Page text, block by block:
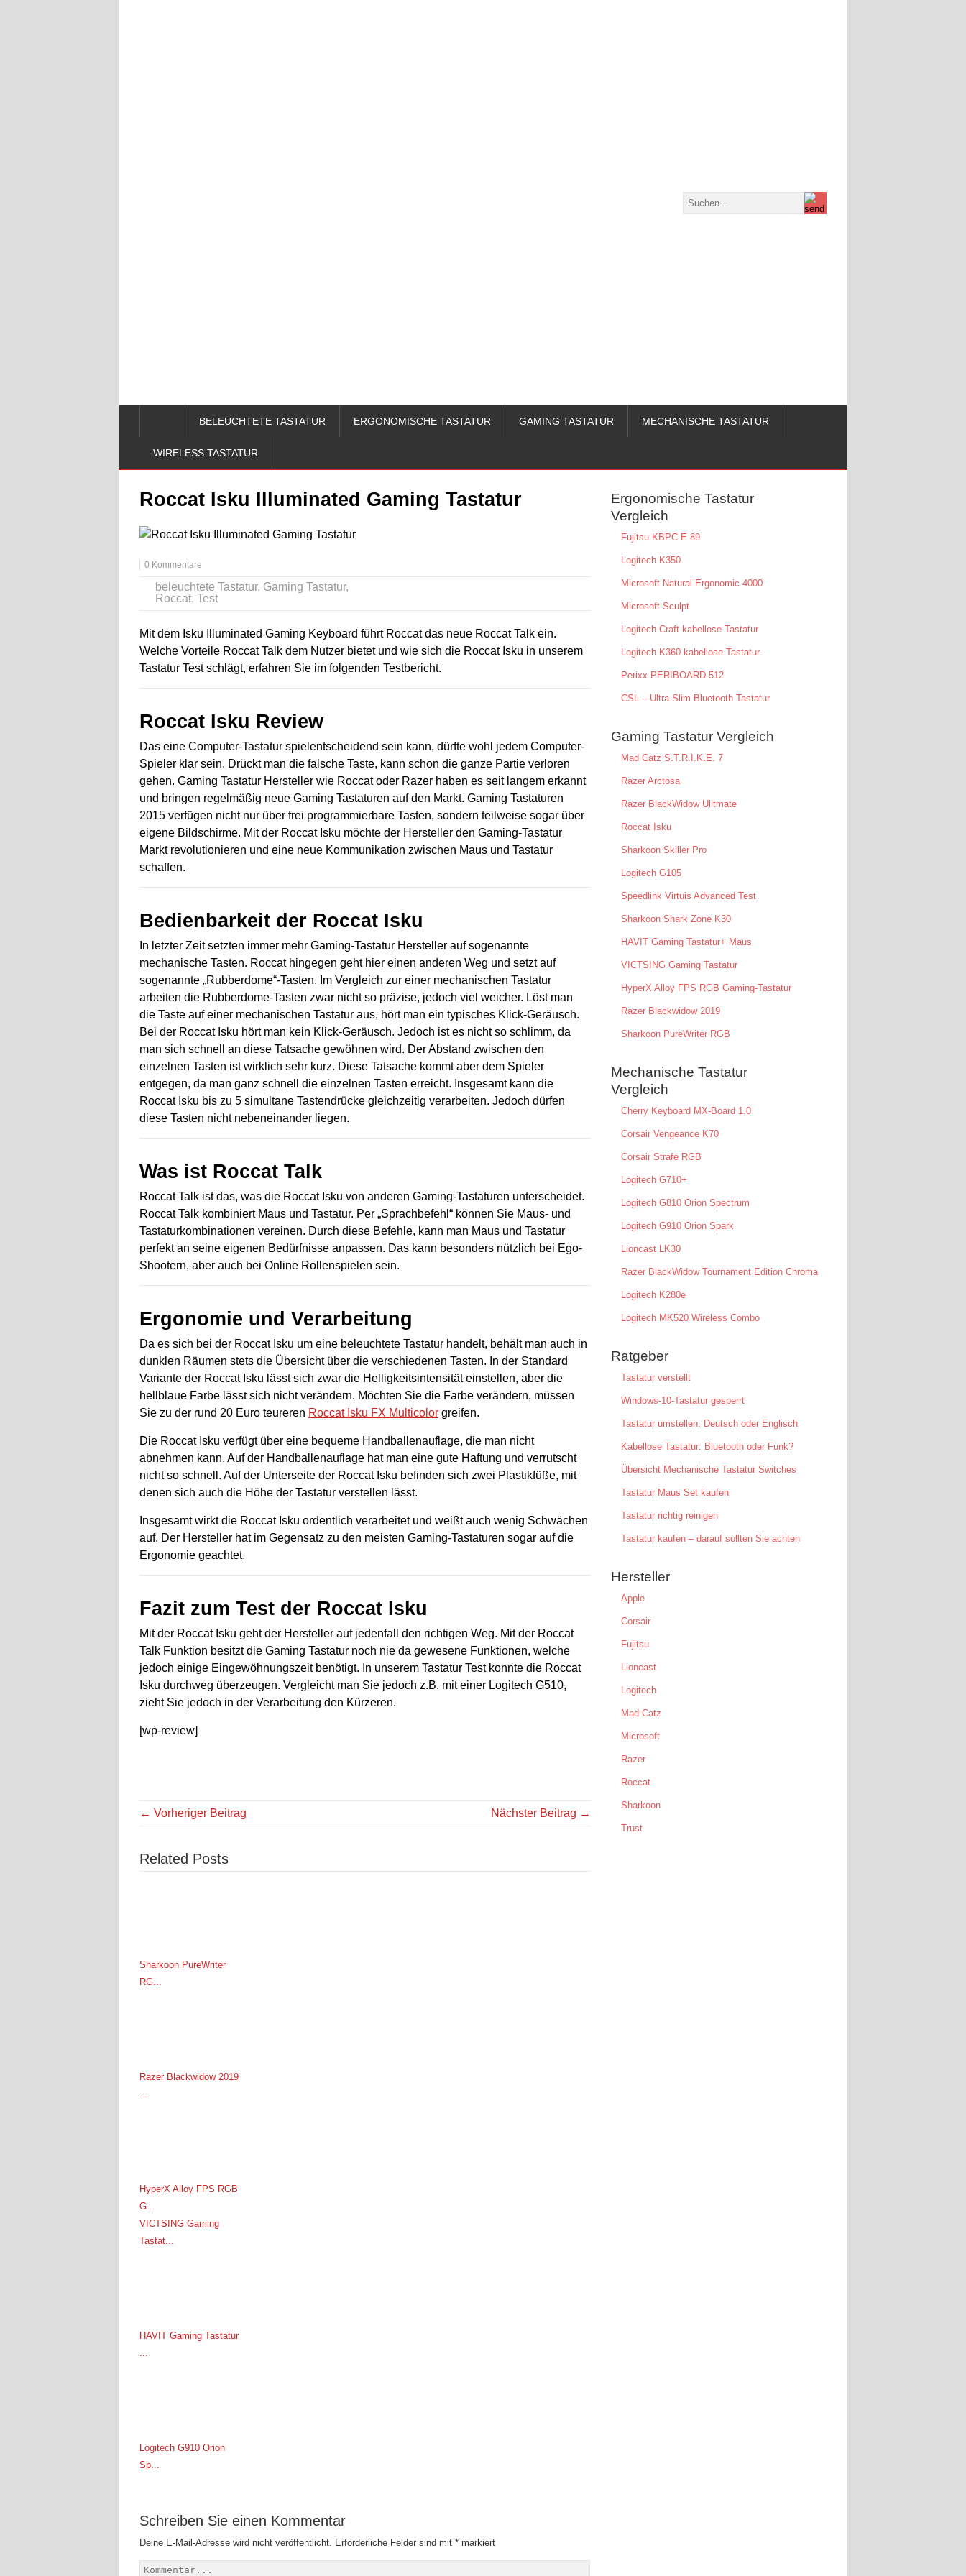
BELEUCHTETE TASTATUR ERGONOMISCHE TASTATUR GAMING TASTATUR MECHANISCHE TASTATUR
WIRELESS TASTATUR
Roccat Isku Illuminated Gaming Tastatur
0 Kommentare
beleuchtete Tastatur, Gaming Tastatur,
Roccat, Test
Mit dem Isku Illuminated Gaming Keyboard führt Roccat das neue Roccat Talk ein.
Welche Vorteile Roccat Talk dem Nutzer bietet und wie sich die Roccat Isku in unserem
Tastatur Test schlägt, erfahren Sie im folgenden Testbericht.
Roccat Isku Review
Das eine Computer-Tastatur spielentscheidend sein kann, dürfte wohl jedem Computer-
Spieler klar sein. Drückt man die falsche Taste, kann schon die ganze Partie verloren
gehen. Gaming Tastatur Hersteller wie Roccat oder Razer haben es seit langem erkannt
und bringen regelmäßig neue Gaming Tastaturen auf den Markt. Gaming Tastaturen
2015 verfügen nicht nur über frei programmierbare Tasten, sondern teilweise sogar über
eigene Bildschirme. Mit der Roccat Isku möchte der Hersteller den Gaming-Tastatur
Markt revolutionieren und eine neue Kommunikation zwischen Maus und Tastatur
schaffen.
Bedienbarkeit der Roccat Isku
In letzter Zeit setzten immer mehr Gaming-Tastatur Hersteller auf sogenannte
mechanische Tasten. Roccat hingegen geht hier einen anderen Weg und setzt auf
sogenannte „Rubberdome“-Tasten. Im Vergleich zur einer mechanischen Tastatur
arbeiten die Rubberdome-Tasten zwar nicht so präzise, jedoch viel weicher. Löst man
die Taste auf einer mechanischen Tastatur aus, hört man ein typisches Klick-Geräusch.
Bei der Roccat Isku hört man kein Klick-Geräusch. Jedoch ist es nicht so schlimm, da
man sich schnell an diese Tatsache gewöhnen wird. Der Abstand zwischen den
einzelnen Tasten ist wirklich sehr kurz. Diese Tatsache kommt aber dem Spieler
entgegen, da man ganz schnell die einzelnen Tasten erreicht. Insgesamt kann die
Roccat Isku bis zu 5 simultane Tastendrücke gleichzeitig verarbeiten. Jedoch dürfen
diese Tasten nicht nebeneinander liegen.
Was ist Roccat Talk
Roccat Talk ist das, was die Roccat Isku von anderen Gaming-Tastaturen unterscheidet.
Roccat Talk kombiniert Maus und Tastatur. Per „Sprachbefehl“ können Sie Maus- und
Tastaturkombinationen vereinen. Durch diese Befehle, kann man Maus und Tastatur
perfekt an seine eigenen Bedürfnisse anpassen. Das kann besonders nützlich bei Ego-
Shootern, aber auch bei Online Rollenspielen sein.
Ergonomie und Verarbeitung
Da es sich bei der Roccat Isku um eine beleuchtete Tastatur handelt, behält man auch in
dunklen Räumen stets die Übersicht über die verschiedenen Tasten. In der Standard
Variante der Roccat Isku lässt sich zwar die Helligkeitsintensität einstellen, aber die
hellblaue Farbe lässt sich nicht verändern. Möchten Sie die Farbe verändern, müssen
Sie zu der rund 20 Euro teureren Roccat Isku FX Multicolor greifen.
Die Roccat Isku verfügt über eine bequeme Handballenauflage, die man nicht
abnehmen kann. Auf der Handballenauflage hat man eine gute Haftung und verrutscht
nicht so schnell. Auf der Unterseite der Roccat Isku befinden sich zwei Plastikfüße, mit
denen sich auch die Höhe der Tastatur verstellen lässt.
Insgesamt wirkt die Roccat Isku ordentlich verarbeitet und weißt auch wenig Schwächen
auf. Der Hersteller hat im Gegensatz zu den meisten Gaming-Tastaturen sogar auf die
Ergonomie geachtet.
Fazit zum Test der Roccat Isku
Mit der Roccat Isku geht der Hersteller auf jedenfall den richtigen Weg. Mit der Roccat
Talk Funktion besitzt die Gaming Tastatur noch nie da gewesene Funktionen, welche
jedoch einige Eingewöhnungszeit benötigt. In unserem Tastatur Test konnte die Roccat
Isku durchweg überzeugen. Vergleicht man Sie jedoch z.B. mit einer Logitech G510,
zieht Sie jedoch in der Verarbeitung den Kürzeren.
[wp-review]
← Vorheriger Beitrag Nächster Beitrag →
Related Posts
Sharkoon PureWriter
RG...
Razer Blackwidow 2019
HyperX Alloy FPS RGB
G...
VICTSING Gaming
Tastat...
HAVIT Gaming Tastatur
Logitech G910 Orion
Sp...
Schreiben Sie einen Kommentar
Deine E-Mail-Adresse wird nicht veröffentlicht. Erforderliche Felder sind mit * markiert
Ergonomische Tastatur
Vergleich
Fujitsu KBPC E 89
Logitech K350
Microsoft Natural Ergonomic 4000
Microsoft Sculpt
Logitech Craft kabellose Tastatur
Logitech K360 kabellose Tastatur
Perixx PERIBOARD-512
CSL – Ultra Slim Bluetooth Tastatur
Gaming Tastatur Vergleich
Mad Catz S.T.R.I.K.E. 7
Razer Arctosa
Razer BlackWidow Ulitmate
Roccat Isku
Sharkoon Skiller Pro
Logitech G105
Speedlink Virtuis Advanced Test
Sharkoon Shark Zone K30
HAVIT Gaming Tastatur+ Maus
VICTSING Gaming Tastatur
HyperX Alloy FPS RGB Gaming-Tastatur
Razer Blackwidow 2019
Sharkoon PureWriter RGB
Mechanische Tastatur
Vergleich
Cherry Keyboard MX-Board 1.0
Corsair Vengeance K70
Corsair Strafe RGB
Logitech G710+
Logitech G810 Orion Spectrum
Logitech G910 Orion Spark
Lioncast LK30
Razer BlackWidow Tournament Edition Chroma
Logitech K280e
Logitech MK520 Wireless Combo
Ratgeber
Tastatur verstellt
Windows-10-Tastatur gesperrt
Tastatur umstellen: Deutsch oder Englisch
Kabellose Tastatur: Bluetooth oder Funk?
Übersicht Mechanische Tastatur Switches
Tastatur Maus Set kaufen
Tastatur richtig reinigen
Tastatur kaufen – darauf sollten Sie achten
Hersteller
Apple
Corsair
Fujitsu
Lioncast
Logitech
Mad Catz
Microsoft
Razer
Roccat
Sharkoon
Trust